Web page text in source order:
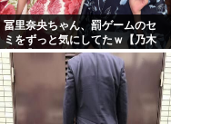
冨里奈央ちゃん、罰ゲームのセ
ミをずっと気にしてたｗ【乃木
坂46】